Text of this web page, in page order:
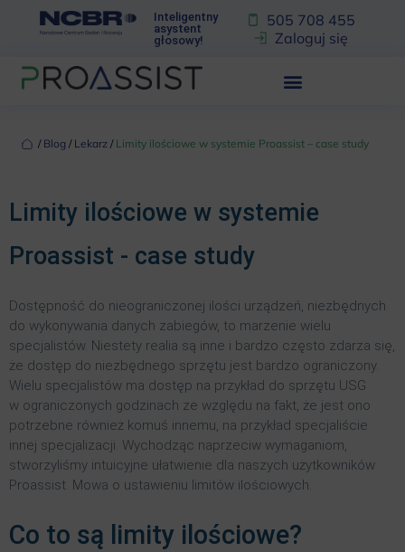
Inteligentny
asystent
głosowy!
505 708 455
Zaloguj się
‏‏‎ ‎/‏‏‎ ‎ Blog ‏‏‎ ‎/‏‏‎ ‎ Lekarz ‏‏‎ ‎/‏‏‎ ‎ Limity ilościowe w systemie Proassist – case study
Limity ilościowe w systemie
Proassist - case study
Dostępność do nieograniczonej ilości urządzeń, niezbędnych
do wykonywania danych zabiegów, to marzenie wielu
specjalistów. Niestety realia są inne i bardzo często zdarza się,
że dostęp do niezbędnego sprzętu jest bardzo ograniczony.
Wielu specjalistów ma dostęp na przykład do sprzętu USG
w ograniczonych godzinach ze względu na fakt, że jest ono
potrzebne również komuś innemu, na przykład specjaliście
innej specjalizacji. Wychodząc naprzeciw wymaganiom,
stworzyliśmy intuicyjne ułatwienie dla naszych użytkowników
Proassist. Mowa o ustawieniu limitów ilościowych.
Co to są limity ilościowe?